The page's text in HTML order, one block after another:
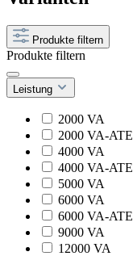
Produkte filtern
Produkte filtern
Leistung
2000 VA
2000 VA-ATE
4000 VA
4000 VA-ATE
5000 VA
6000 VA
6000 VA-ATE
9000 VA
12000 VA